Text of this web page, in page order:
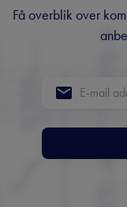
Få overblik over